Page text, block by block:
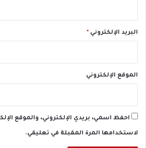
أ
س
ي
ط
البريد الإلكتروني *
الموقع الإلكتروني
احفظ اسمي، بريدي الإلكتروني، والموقع
لاستخدامها المرة المقبلة في تعليقي.